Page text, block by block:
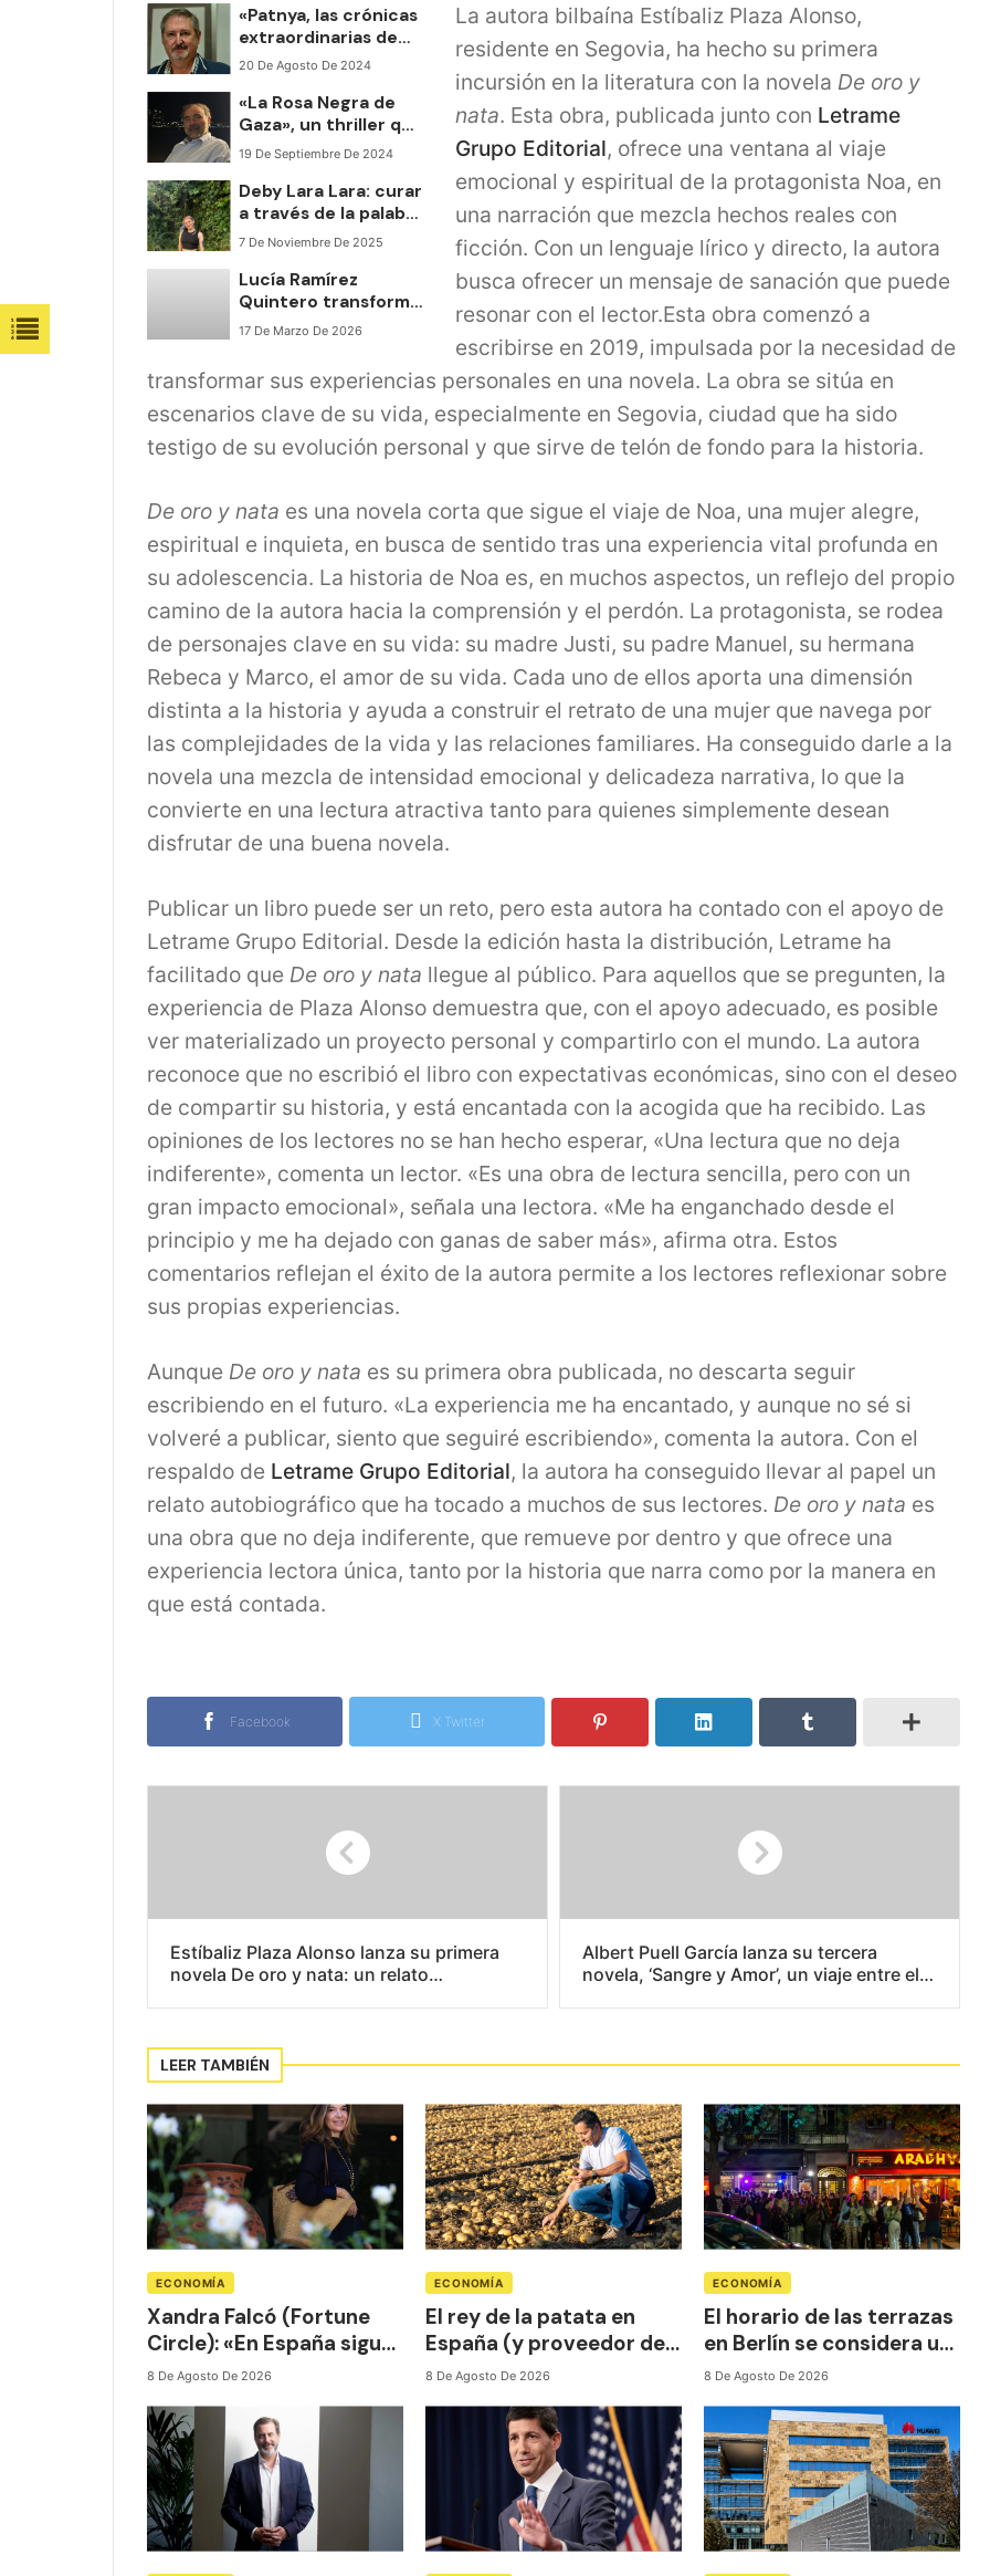
«Patnya, las crónicas
extraordinarias de
Dionisio Aguado»,
misterio y el terror
de murcia
20 De Agosto De 2024
«La Rosa Negra de
Gaza», un thriller que
desnuda la realidad
Palestino
19 De Septiembre De 2024
Deby Lara Lara: curar
a través de la palabra
y del inclinación
7 De Noviembre De 2025
Lucía Ramírez
Quintero transforma
su historia personal
conciencia social
17 De Marzo De 2026
La autora bilbaína Estíbaliz Plaza Alonso,
residente en Segovia, ha hecho su primera
incursión en la literatura con la novela De oro y
nata. Esta obra, publicada junto con Letrame
Grupo Editorial, ofrece una ventana al viaje
emocional y espiritual de la protagonista Noa, en
una narración que mezcla hechos reales con
ficción. Con un lenguaje lírico y directo, la autora
busca ofrecer un mensaje de sanación que puede
resonar con el lector.Esta obra comenzó a
escribirse en 2019, impulsada por la necesidad de
transformar sus experiencias personales en una novela. La obra se sitúa en
escenarios clave de su vida, especialmente en Segovia, ciudad que ha sido
testigo de su evolución personal y que sirve de telón de fondo para la historia.
De oro y nata es una novela corta que sigue el viaje de Noa, una mujer alegre,
espiritual e inquieta, en busca de sentido tras una experiencia vital profunda en
su adolescencia. La historia de Noa es, en muchos aspectos, un reflejo del propio
camino de la autora hacia la comprensión y el perdón. La protagonista, se rodea
de personajes clave en su vida: su madre Justi, su padre Manuel, su hermana
Rebeca y Marco, el amor de su vida. Cada uno de ellos aporta una dimensión
distinta a la historia y ayuda a construir el retrato de una mujer que navega por
las complejidades de la vida y las relaciones familiares. Ha conseguido darle a la
novela una mezcla de intensidad emocional y delicadeza narrativa, lo que la
convierte en una lectura atractiva tanto para quienes simplemente desean
disfrutar de una buena novela.
Publicar un libro puede ser un reto, pero esta autora ha contado con el apoyo de
Letrame Grupo Editorial. Desde la edición hasta la distribución, Letrame ha
facilitado que De oro y nata llegue al público. Para aquellos que se pregunten, la
experiencia de Plaza Alonso demuestra que, con el apoyo adecuado, es posible
ver materializado un proyecto personal y compartirlo con el mundo. La autora
reconoce que no escribió el libro con expectativas económicas, sino con el deseo
de compartir su historia, y está encantada con la acogida que ha recibido. Las
opiniones de los lectores no se han hecho esperar, «Una lectura que no deja
indiferente», comenta un lector. «Es una obra de lectura sencilla, pero con un
gran impacto emocional», señala una lectora. «Me ha enganchado desde el
principio y me ha dejado con ganas de saber más», afirma otra. Estos
comentarios reflejan el éxito de la autora permite a los lectores reflexionar sobre
sus propias experiencias.
Aunque De oro y nata es su primera obra publicada, no descarta seguir
escribiendo en el futuro. «La experiencia me ha encantado, y aunque no sé si
volveré a publicar, siento que seguiré escribiendo», comenta la autora. Con el
respaldo de Letrame Grupo Editorial, la autora ha conseguido llevar al papel un
relato autobiográfico que ha tocado a muchos de sus lectores. De oro y nata es
una obra que no deja indiferente, que remueve por dentro y que ofrece una
experiencia lectora única, tanto por la historia que narra como por la manera en
que está contada.
Facebook X Twitter
Estíbaliz Plaza Alonso lanza su primera
novela De oro y nata: un relato
Albert Puell García lanza su tercera
novela, ‘Sangre y Amor’, un viaje entre el
LEER TAMBIÉN
ECONOMÍA
Xandra Falcó (Fortune
Circle): «En España sigue
existiendo cierto tabú a
dinero»
8 De Agosto De 2026
ECONOMÍA
El rey de la patata en
España (y proveedor de
Mercadona) ahora mira
8 De Agosto De 2026
ECONOMÍA
El horario de las terrazas
en Berlín se considera un
«casus belli».
8 De Agosto De 2026